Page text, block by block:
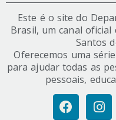
Este é o site do
Brasil, um canal oficial
Santos
Oferecemos uma
para ajudar todas as
pessoais,